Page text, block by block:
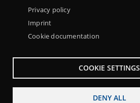
Privacy policy
Imprint
Cookie documentation
COOKIE SETTINGS
DENY ALL